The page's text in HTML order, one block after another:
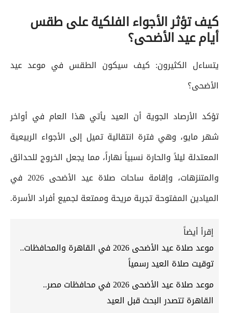
كيف تؤثر الأجواء الفلكية على طقس
أيام عيد الأضحى؟
يتساءل الكثيرون: كيف سيكون الطقس في موعد عيد
الأضحى؟
تؤكد الأرصاد الجوية أن العيد يأتي هذا العام في أواخر
شهر مايو، وهي فترة انتقالية تميل إلى الأجواء الربيعية
المعتدلة ليلاً والحارة نسبياً نهاراً، مما يجعل الخروج للحدائق
والمتنزهات، وإقامة ساحات صلاة عيد الأضحى 2026 في
الميادين المفتوحة تجربة مريحة وممتعة لجميع أفراد الأسرة.
إقرأ أيضاً
موعد صلاة عيد الأضحى 2026 في القاهرة والمحافظات..
توقيت صلاة العيد رسمياً
موعد صلاة عيد الأضحى 2026 في محافظات مصر..
القاهرة تتصدر البحث قبل العيد